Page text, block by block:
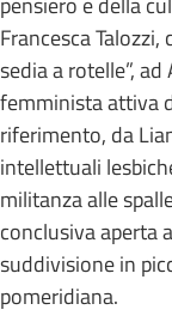
Francesca
sedia a rotelle”,
femminista attiva
riferimento, da
intellettuali
militanza alle
conclusiva aperta
suddivisione in
pomeridiana.